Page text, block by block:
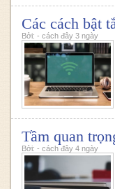
Các cách bật
Bởi: - cách đây 3 ngày
Tầm quan
Bởi: - cách đây 4 ngày